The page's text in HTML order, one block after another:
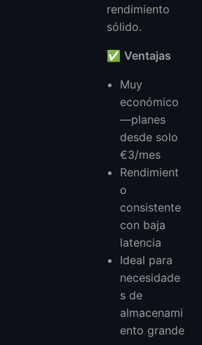
rendimiento
sólido.
✅ Ventajas
Muy
económico
—planes
desde solo
€3/mes
Rendimient
o
consistente
con baja
latencia
Ideal para
necesidade
s de
almacenami
ento grande